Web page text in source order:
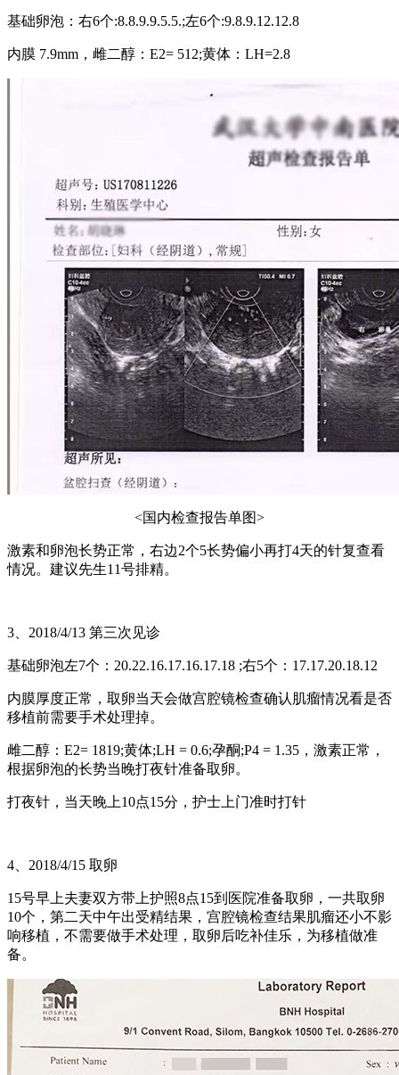
基础卵泡：右6个:8.8.9.9.5.5.;左6个:9.8.9.12.12.8
内膜 7.9mm，雌二醇：E2= 512;黄体：LH=2.8
<国内检查报告单图>
激素和卵泡长势正常，右边2个5长势偏小再打4天的针复查看
情况。建议先生11号排精。
3、2018/4/13 第三次见诊
基础卵泡左7个：20.22.16.17.16.17.18 ;右5个：17.17.20.18.12
内膜厚度正常，取卵当天会做宫腔镜检查确认肌瘤情况看是否
移植前需要手术处理掉。
雌二醇：E2= 1819;黄体;LH = 0.6;孕酮;P4 = 1.35，激素正常，
根据卵泡的长势当晚打夜针准备取卵。
打夜针，当天晚上10点15分，护士上门准时打针
4、2018/4/15 取卵
15号早上夫妻双方带上护照8点15到医院准备取卵，一共取卵
10个，第二天中午出受精结果，宫腔镜检查结果肌瘤还小不影
响移植，不需要做手术处理，取卵后吃补佳乐，为移植做准
备。